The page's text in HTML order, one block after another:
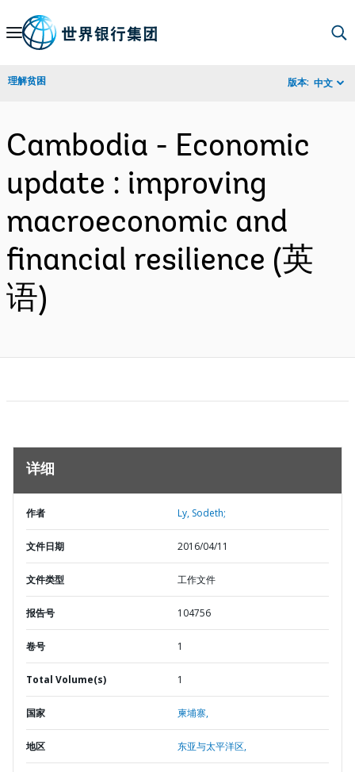
Skip
Navigation
理解贫困 版本: 中文
Cambodia - Economic
update : improving
macroeconomic and
financial resilience (英
语)
详细
作者 Ly, Sodeth;
文件日期 2016/04/11
文件类型 工作文件
报告号 104756
卷号 1
Total Volume(s) 1
国家 柬埔寨,
地区 东亚与太平洋区,